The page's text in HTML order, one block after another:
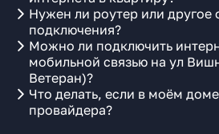
Нужен ли роутер или другое
подключения?
Можно ли подключить
мобильной связью на ул
Ветеран)?
Что делать, если в моём
провайдера?